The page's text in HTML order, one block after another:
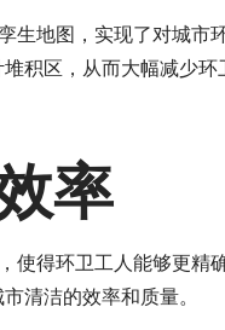
地图，实现了对城市
积区，从而大幅减少环
率
得环卫工人能够更精
清洁的效率和质量。